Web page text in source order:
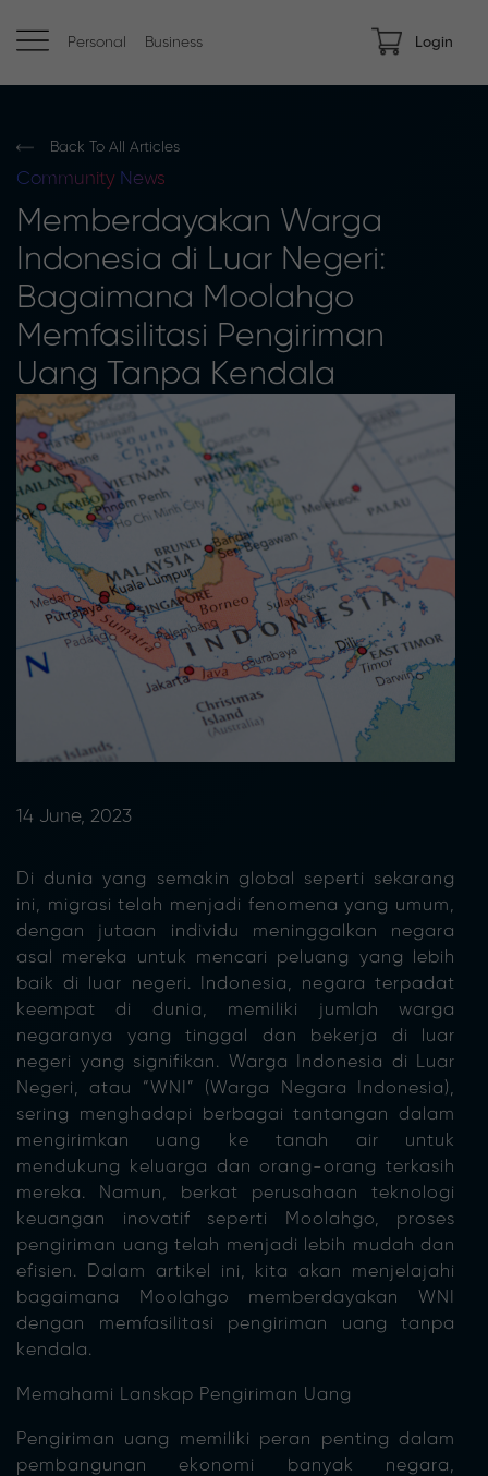
Personal Business Login
Back To All Articles
Community News
Memberdayakan Warga
Indonesia di Luar Negeri:
Bagaimana Moolahgo
Memfasilitasi Pengiriman
Uang Tanpa Kendala
14 June, 2023
Di dunia yang semakin global seperti sekarang
ini, migrasi telah menjadi fenomena yang umum,
dengan jutaan individu meninggalkan negara
asal mereka untuk mencari peluang yang lebih
baik di luar negeri. Indonesia, negara terpadat
keempat di dunia, memiliki jumlah warga
negaranya yang tinggal dan bekerja di luar
negeri yang signifikan. Warga Indonesia di Luar
Negeri, atau “WNI” (Warga Negara Indonesia),
sering menghadapi berbagai tantangan dalam
mengirimkan uang ke tanah air untuk
mendukung keluarga dan orang-orang terkasih
mereka. Namun, berkat perusahaan teknologi
keuangan inovatif seperti Moolahgo, proses
pengiriman uang telah menjadi lebih mudah dan
efisien. Dalam artikel ini, kita akan menjelajahi
bagaimana Moolahgo memberdayakan WNI
dengan memfasilitasi pengiriman uang tanpa
kendala.
Memahami Lanskap Pengiriman Uang
Pengiriman uang memiliki peran penting dalam
pembangunan ekonomi banyak negara,